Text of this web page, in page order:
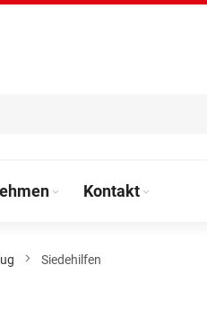
Kontakt
Siedehilfen